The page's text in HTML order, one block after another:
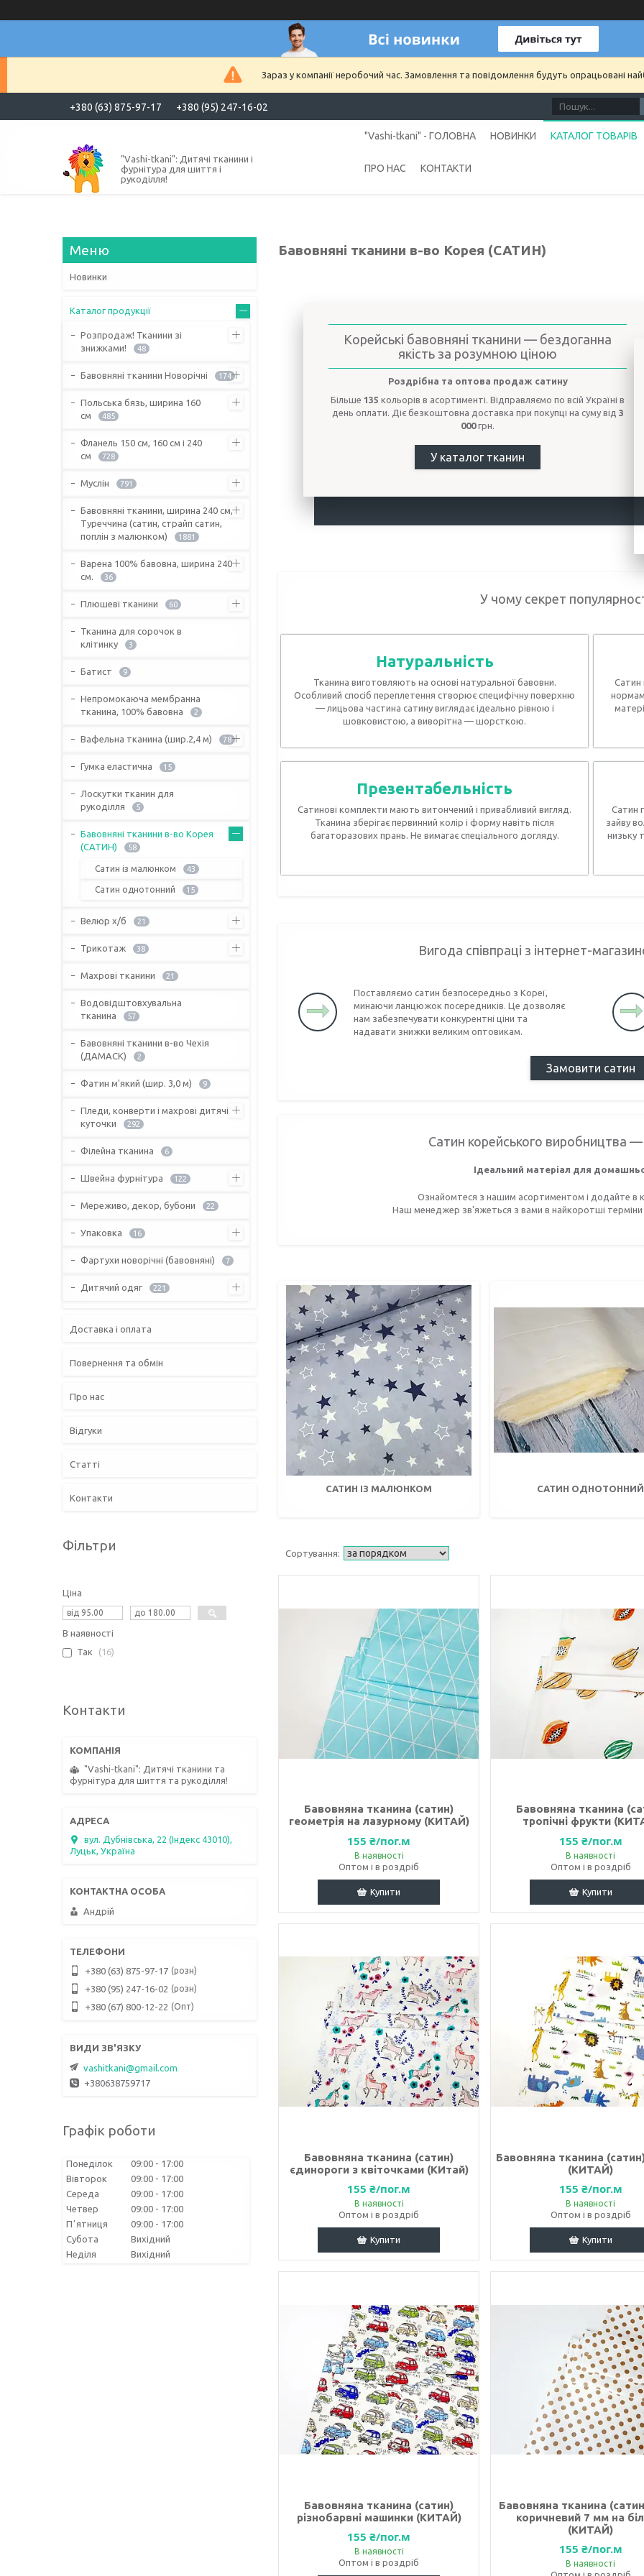
Зараз у компанії неробочий час. Замовлення та повідомлення будуть опрацьовані
+380 (63) 875-97-17 +380 (95) 247-16-02
"Vashi-tkani": Дитячі тканини і
фурнітура для шиття і
рукоділля!
"Vashi-tkani" - ГОЛОВНА НОВИНКИ КАТАЛОГ ТОВАРІВ
ПРО НАС КОНТАКТИ
Бавовняні тканини в-во Корея (САТИН)
Корейські бавовняні тканини — бездоганна
якість за розумною ціною
Роздрібна та оптова продаж сатину
Більше 135 кольорів в асортименті. Відправляємо по всій Україні в
день оплати. Діє безкоштовна доставка при покупці на суму від 3
000грн.
У каталог тканин
У чому секрет
Натуральність
Тканина виготовляють на основі натуральної бавовни.
Особливий спосіб переплетення створює специфічну поверхню
— лицьова частина сатину виглядає ідеально рівною і
шовковистою, а виворітна — шорсткою.
Сатин
Презентабельність
Сатинові комплекти мають витончений і привабливий вигляд.
Тканина зберігає первинний колір і форму навіть після
багаторазових прань. Не вимагає спеціального догляду.
Сатин
зайву
низьку
Вигода співпраці з інтернет-
Поставляємо сатин безпосередньо з Кореї,
минаючи ланцюжок посередників. Це дозволяє
нам забезпечувати конкурентні ціни та
надавати знижки великим оптовикам.
Замовити сатин
Сатин корейського виробництва
Ідеальний матеріал для
Ознайомтеся з нашим асортиментом і додайте в
Наш менеджер зв'яжеться з вами в найкоротші
САТИН ІЗ МАЛЮНКОМ САТИН ОДНОТОННИЙ
Бавовняна тканина (сатин)
геометрія на лазурному (КИТАЙ)
155 ₴/пог.м
В наявності
Оптом і в роздріб
Купити
Бавовняна тканина
тропічні фрукти
155 ₴/пог.м
В наявності
Оптом і в роздріб
Купити
Бавовняна тканина (сатин)
єдинороги з квіточками (КИтай)
155 ₴/пог.м
В наявності
Оптом і в роздріб
Купити
Бавовняна тканина
(КИТАЙ)
155 ₴/пог.м
В наявності
Оптом і в роздріб
Купити
Бавовняна тканина (сатин)
різнобарвні машинки (КИТАЙ)
155 ₴/пог.м
В наявності
Оптом і в роздріб
Бавовняна тканина
коричневий 7 мм на
(КИТАЙ)
155 ₴/пог.м
В наявності
Новинки
Каталог продукції
Розпродаж! Тканини зі
знижками!
48
Бавовняні тканини Новорічні 174
Польська бязь, ширина 160
см
485
Фланель 150 см, 160 см і 240
см
728
Муслін 791
Бавовняні тканини, ширина 240 см,
Туреччина (сатин, страйп сатин,
поплін з малюнком)
1881
Варена 100% бавовна, ширина 240
см.
36
Плюшеві тканини 60
Тканина для сорочок в
клітинку
3
Батист 9
Непромокаюча мембранна
тканина, 100% бавовна
2
Вафельна тканина (шир.2,4 м) 78
Гумка еластична 15
Лоскутки тканин для
рукоділля
5
Бавовняні тканини в-во Корея
(САТИН)
58
Сатин із малюнком 43
Сатин однотонний 15
Велюр х/б 21
Трикотаж 38
Махрові тканини 21
Водовідштовхувальна
тканина
57
Бавовняні тканини в-во Чехія
(ДАМАСК)
2
Фатин м'який (шир. 3,0 м) 9
Пледи, конверти і махрові дитячі
куточки
292
Філейна тканина 6
Швейна фурнітура 122
Мереживо, декор, бубони 22
Упаковка 16
Фартухи новорічні (бавовняні) 7
Дитячий одяг 221
Доставка і оплата
Повернення та обмін
Про нас
Відгуки
Статті
Контакти
Фільтри
Ціна
В наявності
Так
16
Контакти
"Vashi-tkani": Дитячі тканини та
фурнітура для шиття та рукоділля!
вул. Дубнівська, 22 (Індекс 43010),
Луцьк, Україна
Андрій
+380 (63) 875-97-17 розн
+380 (95) 247-16-02 розн
+380 (67) 800-12-22 Опт
vashitkani@gmail.com
+380638759717
Графік роботи
Понеділок 09:00
17:00
Вівторок
09:00
17:00
Середа
09:00
17:00
Четвер
09:00
17:00
Пʼятниця
09:00
17:00
Субота
Вихідний
Неділя
Вихідний